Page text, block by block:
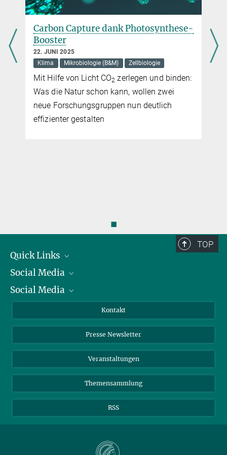
Carbon Capture dank Photosynthese-
Booster
22. JUNI 2025
Klima
Mikrobiologie (B&M) Zellbiologie
Mit Hilfe von Licht CO2 zerlegen und binden:
Was die Natur schon kann, wollen zwei
neue Forschungsgruppen nun deutlich
effizienter gestalten
◼
TOP
Quick Links
Präsident
Zahlen und Fakten
Meldestelle Fehlverhalten
Social Media
Bluesky
TikTok
Social Media
Instagram
YouTube
Kontakt
Presse Newsletter
Veranstaltungen
Themensammlung
RSS